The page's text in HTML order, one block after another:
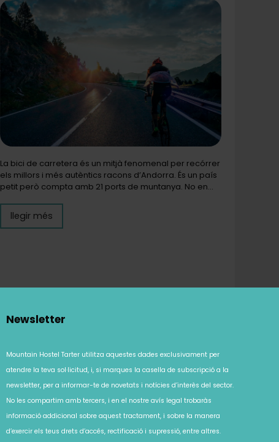
La bici de carretera és un mitjà fenomenal per recórrer
els millors i més autèntics racons d’Andorra. És un país
petit però compta amb 21 ports de muntanya. No en…
llegir més
Newsletter
Mountain Hostel Tarter utilitza aquestes dades exclusivament per
atendre la teva sol·licitud, i, si marques la casella de subscripció a la
newsletter, per a informar-te de novetats i notícies d’interès del sector.
No les compartim amb tercers, i en el nostre avís legal trobaràs
informació addicional sobre aquest tractament, i sobre la manera
d’exercir els teus drets d’accés, rectificació i supressió, entre altres.